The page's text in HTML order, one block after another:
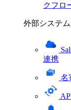
クフロ
外部システ
連携
名